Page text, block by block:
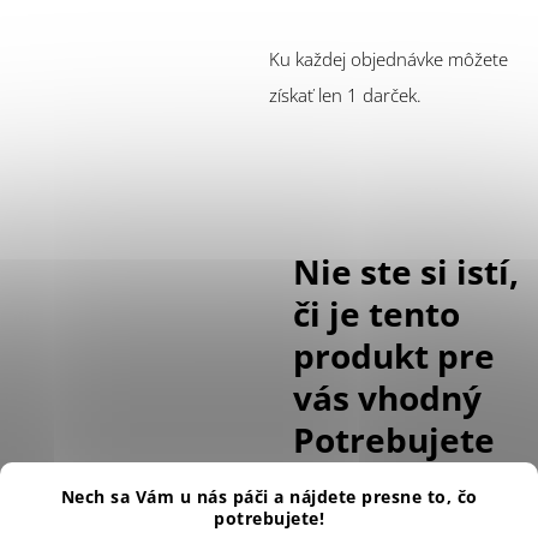
Nech sa Vám u nás páči a nájdete presne to, čo
potrebujete!
Ku každej objednávke môžete
získať len 1 darček.
Nie ste si istí,
či je tento
produkt pre
vás vhodný
Potrebujete
poradiť s
niečím iným?